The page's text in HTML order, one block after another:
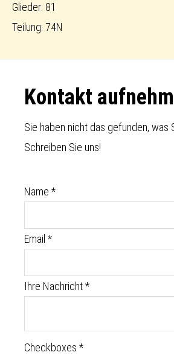
Glieder: 81
Teilung: 74N
Footer
Kontakt
Sie haben nicht das gefunden, was
Schreiben Sie uns!
Name *
Email *
Ihre Nachricht*
Checkboxes *